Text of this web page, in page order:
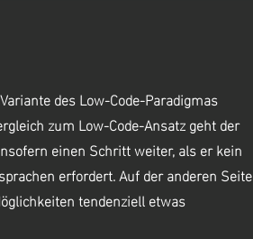
des Low-Code-Paradigmas
zum Low-Code-Ansatz geht der
einen Schritt weiter, als er kein
erfordert.Auf der anderen Seite
tendenziell etwas